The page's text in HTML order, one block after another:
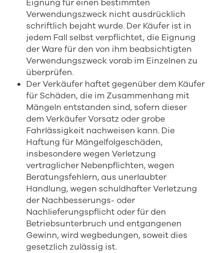
Eignung für einen bestimmten
Verwendungszweck nicht ausdrücklich
schriftlich bejaht wurde. Der Käufer ist in
jedem Fall selbst verpflichtet, die Eignung
der Ware für den von ihm beabsichtigten
Verwendungszweck vorab im Einzelnen zu
überprüfen.
Der Verkäufer haftet gegenüber dem Käufer
für Schäden, die im Zusammenhang mit
Mängeln entstanden sind, sofern dieser
dem Verkäufer Vorsatz oder grobe
Fahrlässigkeit nachweisen kann. Die
Haftung für Mängelfolgeschäden,
insbesondere wegen Verletzung
vertraglicher Nebenpflichten, wegen
Beratungsfehlern, aus unerlaubter
Handlung, wegen schuldhafter Verletzung
der Nachbesserungs- oder
Nachlieferungspflicht oder für den
Betriebsunterbruch und entgangenen
Gewinn, wird wegbedungen, soweit dies
gesetzlich zulässig ist.